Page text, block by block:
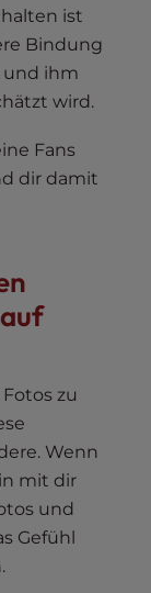
ist
Bindung
und ihm
wird.
Fans
dir damit
zu
Wenn
mit dir
und
Gefühl